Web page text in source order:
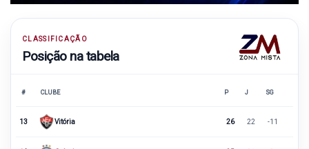
CLASSIFICAÇÃO
Posição na tabela
# CLUBE P J SG
13 Vitória 26 22 -11